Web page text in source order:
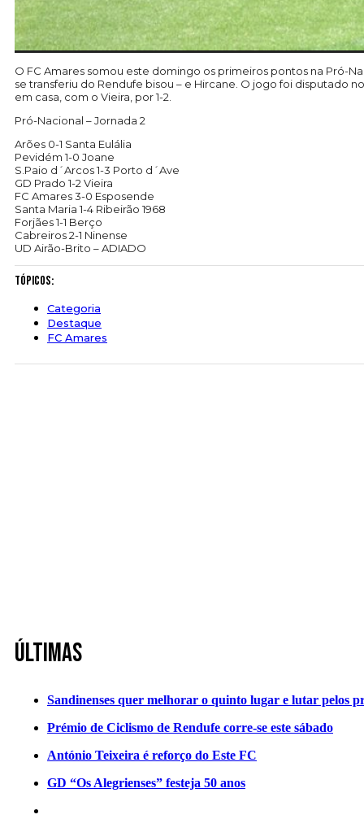
O FC Amares somou este domingo os primeiros pontos na Pró-
se transferiu do Rendufe bisou – e Hircane. O jogo foi disputado
em casa, com o Vieira, por 1-2.
Pró-Nacional – Jornada 2
Arões 0-1 Santa Eulália
Pevidém 1-0 Joane
S.Paio d´Arcos 1-3 Porto d´Ave
GD Prado 1-2 Vieira
FC Amares 3-0 Esposende
Santa Maria 1-4 Ribeirão 1968
Forjães 1-1 Berço
Cabreiros 2-1 Ninense
UD Airão-Brito – ADIADO
Tópicos:
Categoria
Destaque
FC Amares
Últimas
Sandinenses quer melhorar o quinto lugar e lutar pelos
Prémio de Ciclismo de Rendufe corre-se este sábado
António Teixeira é reforço do Este FC
GD “Os Alegrienses” festeja 50 anos